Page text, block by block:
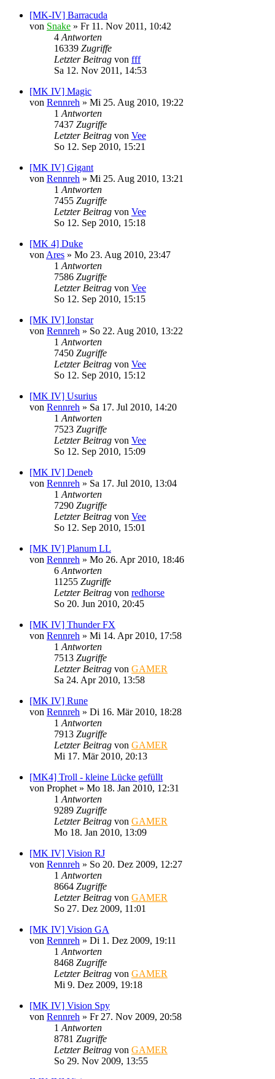
[MK-IV] Barracuda
von Snake » Fr 11. Nov 2011, 10:42
4 Antworten
16339 Zugriffe
Letzter Beitrag von fff
Sa 12. Nov 2011, 14:53
[MK IV] Magic
von Rennreh » Mi 25. Aug 2010, 19:22
1 Antworten
7437 Zugriffe
Letzter Beitrag von Vee
So 12. Sep 2010, 15:21
[MK IV] Gigant
von Rennreh » Mi 25. Aug 2010, 13:21
1 Antworten
7455 Zugriffe
Letzter Beitrag von Vee
So 12. Sep 2010, 15:18
[MK 4] Duke
von Ares » Mo 23. Aug 2010, 23:47
1 Antworten
7586 Zugriffe
Letzter Beitrag von Vee
So 12. Sep 2010, 15:15
[MK IV] Ionstar
von Rennreh » So 22. Aug 2010, 13:22
1 Antworten
7450 Zugriffe
Letzter Beitrag von Vee
So 12. Sep 2010, 15:12
[MK IV] Usurius
von Rennreh » Sa 17. Jul 2010, 14:20
1 Antworten
7523 Zugriffe
Letzter Beitrag von Vee
So 12. Sep 2010, 15:09
[MK IV] Deneb
von Rennreh » Sa 17. Jul 2010, 13:04
1 Antworten
7290 Zugriffe
Letzter Beitrag von Vee
So 12. Sep 2010, 15:01
[MK IV] Planum LL
von Rennreh » Mo 26. Apr 2010, 18:46
6 Antworten
11255 Zugriffe
Letzter Beitrag von redhorse
So 20. Jun 2010, 20:45
[MK IV] Thunder FX
von Rennreh » Mi 14. Apr 2010, 17:58
1 Antworten
7513 Zugriffe
Letzter Beitrag von GAMER
Sa 24. Apr 2010, 13:58
[MK IV] Rune
von Rennreh » Di 16. Mär 2010, 18:28
1 Antworten
7913 Zugriffe
Letzter Beitrag von GAMER
Mi 17. Mär 2010, 20:13
[MK4] Troll - kleine Lücke gefüllt
von Prophet » Mo 18. Jan 2010, 12:31
1 Antworten
9289 Zugriffe
Letzter Beitrag von GAMER
Mo 18. Jan 2010, 13:09
[MK IV] Vision RJ
von Rennreh » So 20. Dez 2009, 12:27
1 Antworten
8664 Zugriffe
Letzter Beitrag von GAMER
So 27. Dez 2009, 11:01
[MK IV] Vision GA
von Rennreh » Di 1. Dez 2009, 19:11
1 Antworten
8468 Zugriffe
Letzter Beitrag von GAMER
Mi 9. Dez 2009, 19:18
[MK IV] Vision Spy
von Rennreh » Fr 27. Nov 2009, 20:58
1 Antworten
8781 Zugriffe
Letzter Beitrag von GAMER
So 29. Nov 2009, 13:55